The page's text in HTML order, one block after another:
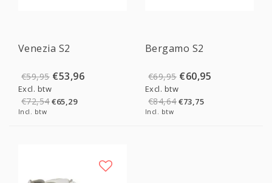
Venezia S2
€59,95 €53,96
Excl. btw
€72,54€65,29
Incl. btw
Bergamo S2
€69,95 €60,95
Excl. btw
€84,64€73,75
Incl. btw